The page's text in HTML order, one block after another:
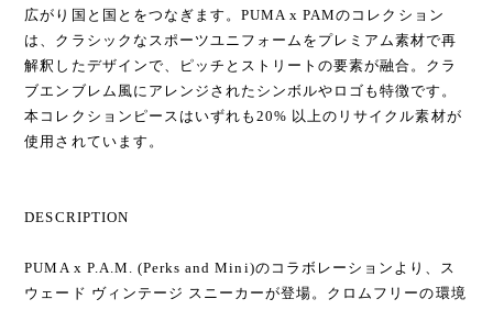
広がり国と国とをつなぎます。PUMA x PAMのコレクション
は、クラシックなスポーツユニフォームをプレミアム素材で再
解釈したデザインで、ピッチとストリートの要素が融合。クラ
ブエンブレム風にアレンジされたシンボルやロゴも特徴です。
本コレクションピースはいずれも20% 以上のリサイクル素材が
使用されています。
DESCRIPTION
PUMA x P.A.M. (Perks and Mini)のコラボレーションより、ス
ウェード ヴィンテージ スニーカーが登場。クロムフリーの環境